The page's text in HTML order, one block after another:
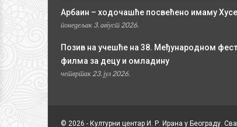
Арбаин – ходочашће посвећено имаму
понедељак 3. август 2026.
Позив на учешће на 38. Међународном
филма за децу и омладину
четвртак 23. јул 2026.
© 2026 - Културни центар И. Р. Ирана у Београду.